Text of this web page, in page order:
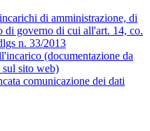
di amministrazione, di
di governo di cui all'art. 14, co.
n. 33/2013
(documentazione da
sul sito web)
comunicazione dei dati